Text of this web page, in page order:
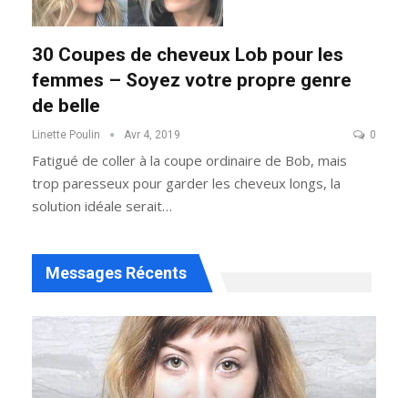
30 Coupes de cheveux Lob pour les
femmes – Soyez votre propre genre
de belle
Linette Poulin Avr 4, 2019 0
Fatigué de coller à la coupe ordinaire de Bob, mais
trop paresseux pour garder les cheveux longs, la
solution idéale serait…
Messages Récents